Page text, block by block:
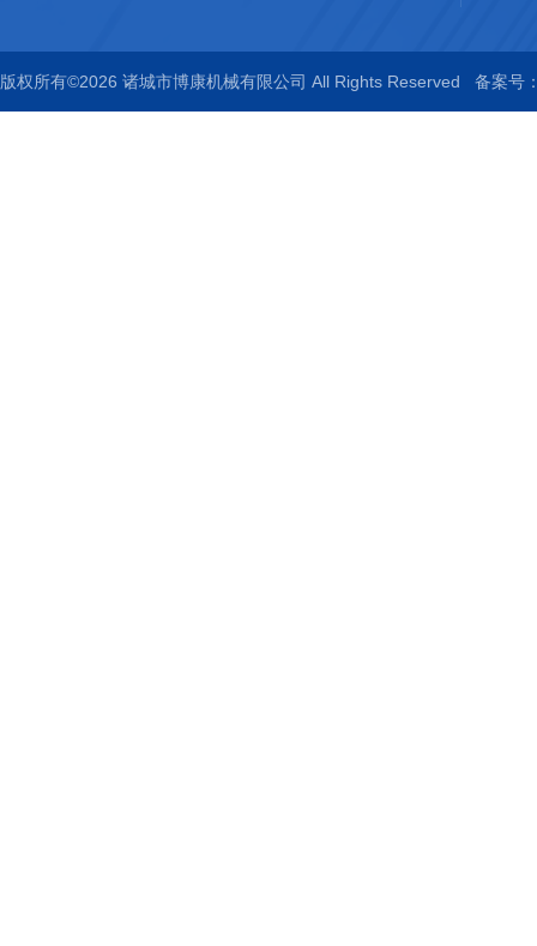
版权所有©2026 诸城市博康机械有限公司 All Rights Reserved 备案号